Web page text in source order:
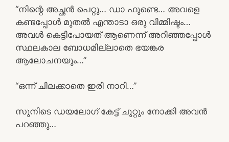
“നിന്റെ അച്ഛൻ പെറ്റു… ഡാ ഫുണ്ടെ… അവളെ
കണ്ടപ്പോൾ മുതൽ എന്താടാ ഒരു വിമ്മിഷ്ടം…
അവൾ കെട്ടിപോയത് ആണെന്ന് അറിഞ്ഞപ്പോൾ
സ്ഥലകാല ബോധമില്ലാതെ ഭയങ്കര
ആലോചനയും…”
“ഒന്ന് ചിലക്കാതെ ഇരി നാറി…”
സുനിടെ ഡയലോഗ് കേട്ട് ചുറ്റും നോക്കി അവൻ
പറഞ്ഞു…